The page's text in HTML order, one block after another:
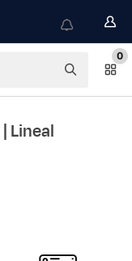
0
| Lineal